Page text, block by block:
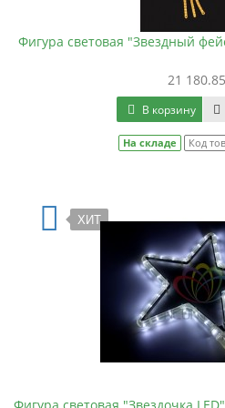
Фигура световая "Звездный
21
В корзину
На складе Код
ХИТ